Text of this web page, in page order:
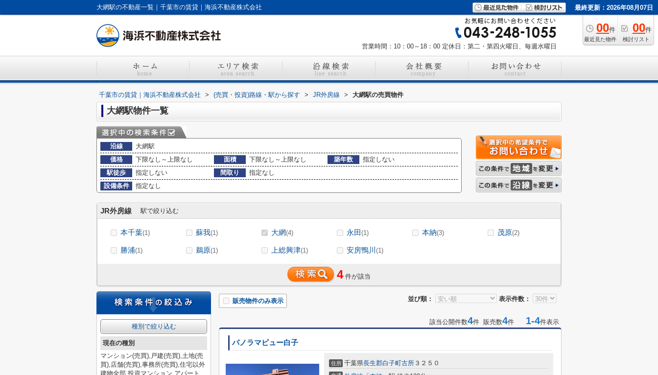
大網駅の不動産一覧｜千葉市の賃貸｜海浜不動産株式会社 最終更新：2026年08月07日
00件
最近見た物件
00件
検討リスト
営業時間：10：00～18：00 定休日：第二・第四火曜日、毎週水曜日
千葉市の賃貸｜海浜不動産株式会社 > (売買・投資)路線・駅から探す > JR外房線 > 大網駅の売買物件
大網駅物件一覧
沿線
大網駅
価格
下限なし～上限なし 面積 下限なし～上限なし 築年数
指定しない
駅徒歩
指定しない 間取り
指定なし
設備条件
指定なし
JR外房線 駅で絞り込む
本千葉(1) 蘇我(1) 大網(4) 永田(1) 本納(3) 茂原(2)
勝浦(1) 鵜原(1) 上総興津(1) 安房鴨川 (1)
4 件が該当
並び順： 表示件数：
販売物件のみ表示
該当公開件数4件 販売数4件 1-4件表示
パノラマビュー白子
住所 千葉県長生郡白子町古所 ３２５０
種別で絞り込む
現在の種別
マンション(売買),戸建(売買),土地(売
買),店舗(売買),事務所(売買),住宅以外
建物全部,投資マンション,アパート